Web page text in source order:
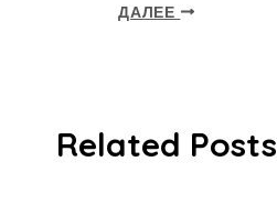
ДАЛЕЕ
Related Posts